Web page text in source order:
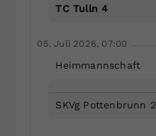
TC Tulln 4
05. Juli 2026, 07:00
Heimmannschaft
SKVg Pottenbrunn 2